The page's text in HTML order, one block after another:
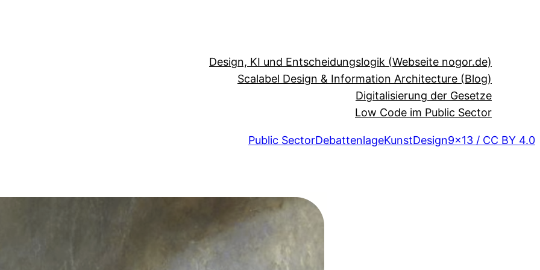
Design, KI und Entscheidungslogik (Webseite nogor.de)
Scalabel Design & Information Architecture (Blog)
Digitalisierung der Gesetze
Low Code im Public Sector
Public SectorDebattenlageKunstDesign9×13 / CC BY 4.0